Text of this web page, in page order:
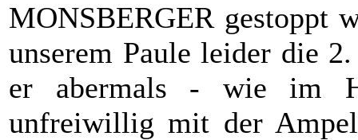
MONSBERGER gestoppt
unserem Paule leider die
er abermals - wie im
unfreiwillig mit der